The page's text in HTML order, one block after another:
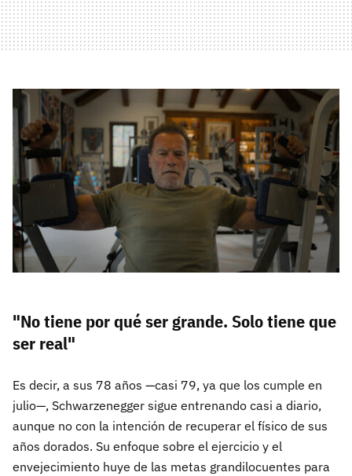
"No tiene por qué ser grande. Solo tiene que
ser real"
Es decir, a sus 78 años —casi 79, ya que los cumple en
julio—, Schwarzenegger sigue entrenando casi a diario,
aunque no con la intención de recuperar el físico de sus
años dorados. Su enfoque sobre el ejercicio y el
envejecimiento huye de las metas grandilocuentes para